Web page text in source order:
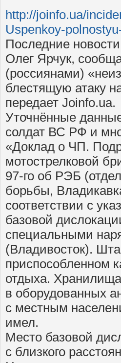
http://joinfo.ua/
Uspenkoy-
Последние
Олег Ярчук,
(россиянами)
блестящую атаку
передает Joinfo.ua.
Уточнённые
солдат ВС РФ и
«Доклад о ЧП.
мотострелковой
97-го об РЭБ
борьбы,
соответствии с
базовой
специальными
(Владивосток).
приспособленном
отдыха.
в оборудованных
с местным
имел.
Место базовой
с близкого